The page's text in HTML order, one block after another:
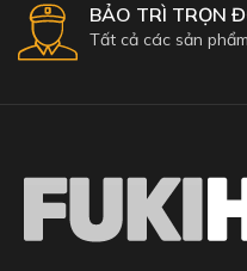
BẢO TRÌ TRỌN
Tất cả các sản